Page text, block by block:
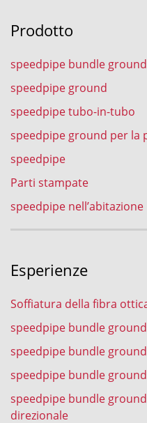
Prodotto
speedpipe bundle ground
speedpipe ground
speedpipe tubo-in-tubo
speedpipe ground per la
speedpipe
Parti stampate
speedpipe nell’abitazione
Esperienze
Soffiatura della fibra
speedpipe bundle
speedpipe bundle
speedpipe bundle
speedpipe bundle
direzionale